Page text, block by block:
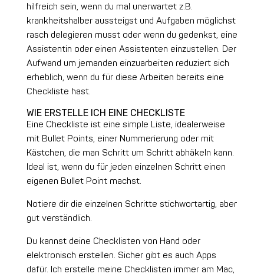
hilfreich sein, wenn du mal unerwartet z.B.
krankheitshalber aussteigst und Aufgaben möglichst
rasch delegieren musst oder wenn du gedenkst, eine
Assistentin oder einen Assistenten einzustellen. Der
Aufwand um jemanden einzuarbeiten reduziert sich
erheblich, wenn du für diese Arbeiten bereits eine
Checkliste hast.
WIE ERSTELLE ICH EINE CHECKLISTE
Eine Checkliste ist eine simple Liste, idealerweise
mit Bullet Points, einer Nummerierung oder mit
Kästchen, die man Schritt um Schritt abhäkeln kann.
Ideal ist, wenn du für jeden einzelnen Schritt einen
eigenen Bullet Point machst.
Notiere dir die einzelnen Schritte stichwortartig, aber
gut verständlich.
Du kannst deine Checklisten von Hand oder
elektronisch erstellen. Sicher gibt es auch Apps
dafür. Ich erstelle meine Checklisten immer am Mac,